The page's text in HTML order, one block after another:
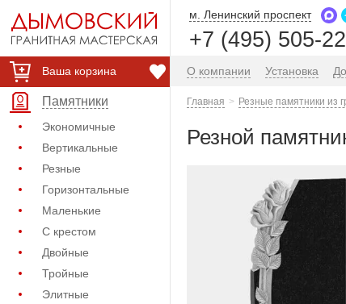
Ваша корзина
Памятники
Экономичные
Вертикальные
Резные
Горизонтальные
Маленькие
С крестом
Двойные
Тройные
Элитные
м. Ленинский проспект
+7 (495) 505-
О компании Установка
Главная Резные памятники из
Резной